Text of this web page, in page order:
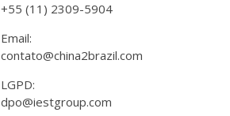
+55 (11) 2309-5904
Email:
contato@china2brazil.com
LGPD:
dpo@iestgroup.com